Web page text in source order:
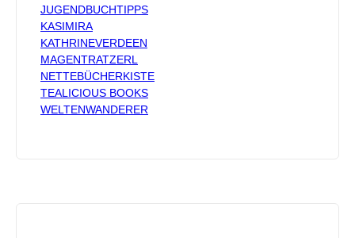
JUGENDBUCHTIPPS
KASIMIRA
KATHRINEVERDEEN
MAGENTRATZERL
NETTEBÜCHERKISTE
TEALICIOUS BOOKS
WELTENWANDERER